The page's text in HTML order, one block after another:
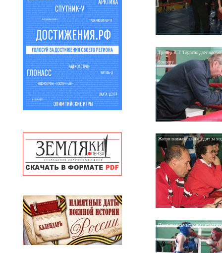
Тренер В. Г. Тарасов дает
боксеру
Жюри внимательно следит за
Поединок самых юных